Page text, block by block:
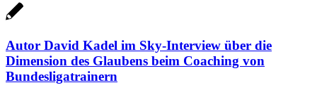
Autor David Kadel im Sky-Interview über die
Dimension des Glaubens beim Coaching von
Bundesligatrainern